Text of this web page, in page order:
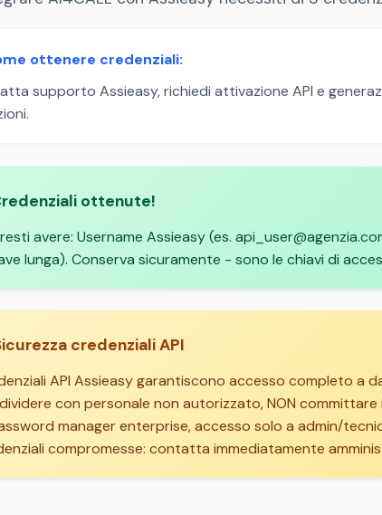
ottenere credenziali:
supporto Assieasy, richiedi attivazione API e
ottenute!
avere: Username Assieasy (es.
lunga). Conserva sicuramente - sono le chiavi di
credenziali API
API Assieasy garantiscono accesso completo a
con personale non autorizzato, NON
manager enterprise, accesso solo a admin/
compromesse: contatta immediatamente